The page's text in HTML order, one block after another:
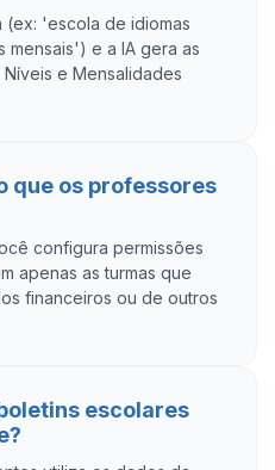
'escola de idiomas
mensais') e a IA gera as
e Mensalidades
que os professores
configura permissões
apenas as turmas que
financeiros ou de outros
escolares